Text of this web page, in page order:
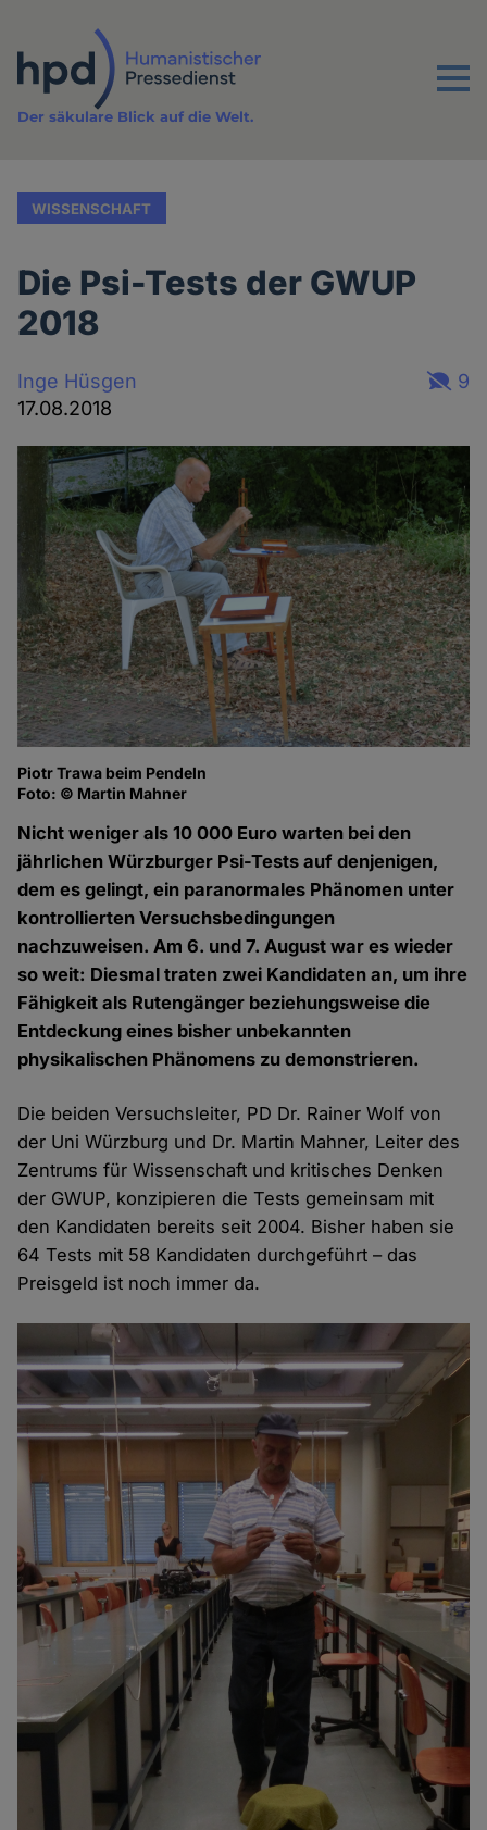
Inhalt
Menu
Der säkulare Blick auf die Welt.
WISSENSCHAFT
Die Psi-Tests der GWUP
2018
Inge Hüsgen
17.08.2018
9
Piotr Trawa beim Pendeln
Foto: © Martin Mahner
Nicht weniger als 10 000 Euro warten bei den
jährlichen Würzburger Psi-Tests auf denjenigen,
dem es gelingt, ein paranormales Phänomen unter
kontrollierten Versuchsbedingungen
nachzuweisen. Am 6. und 7. August war es wieder
so weit: Diesmal traten zwei Kandidaten an, um ihre
Fähigkeit als Rutengänger beziehungsweise die
Entdeckung eines bisher unbekannten
physikalischen Phänomens zu demonstrieren.
Die beiden Versuchsleiter, PD Dr. Rainer Wolf von
der Uni Würzburg und Dr. Martin Mahner, Leiter des
Zentrums für Wissenschaft und kritisches Denken
der GWUP, konzipieren die Tests gemeinsam mit
den Kandidaten bereits seit 2004. Bisher haben sie
64 Tests mit 58 Kandidaten durchgeführt – das
Preisgeld ist noch immer da.